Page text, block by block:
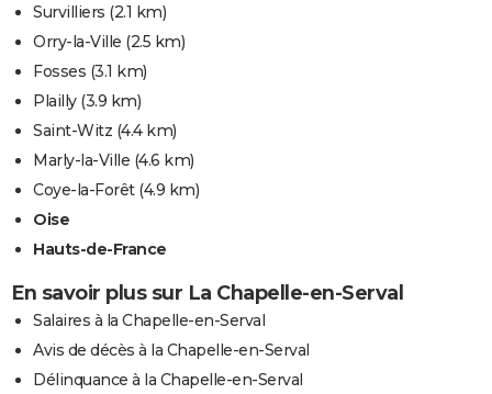
Survilliers (2.1 km)
Orry-la-Ville (2.5 km)
Fosses (3.1 km)
Plailly(3.9 km)
Saint-Witz (4.4 km)
Marly-la-Ville (4.6 km)
Coye-la-Forêt(4.9 km)
Oise
Hauts-de-France
En savoir plus sur La Chapelle-en-Serval
Salaires à la Chapelle-en-Serval
Avis de décès à la Chapelle-en-Serval
Délinquance à la Chapelle-en-Serval